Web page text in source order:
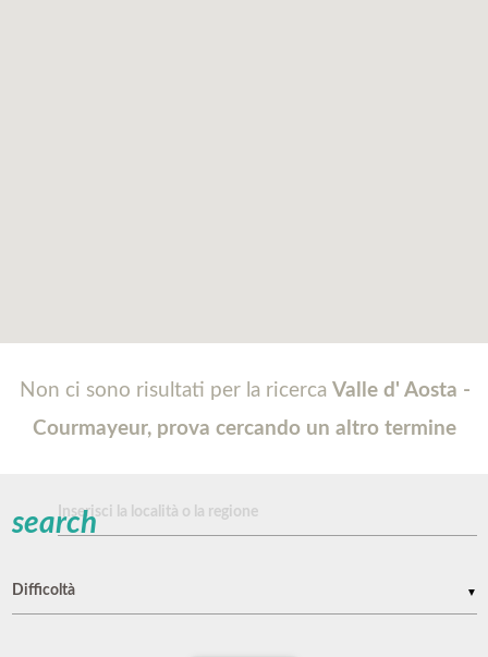
Non ci sono risultati per la ricerca Valle d' Aosta -
Courmayeur, prova cercando un altro termine
search
▼